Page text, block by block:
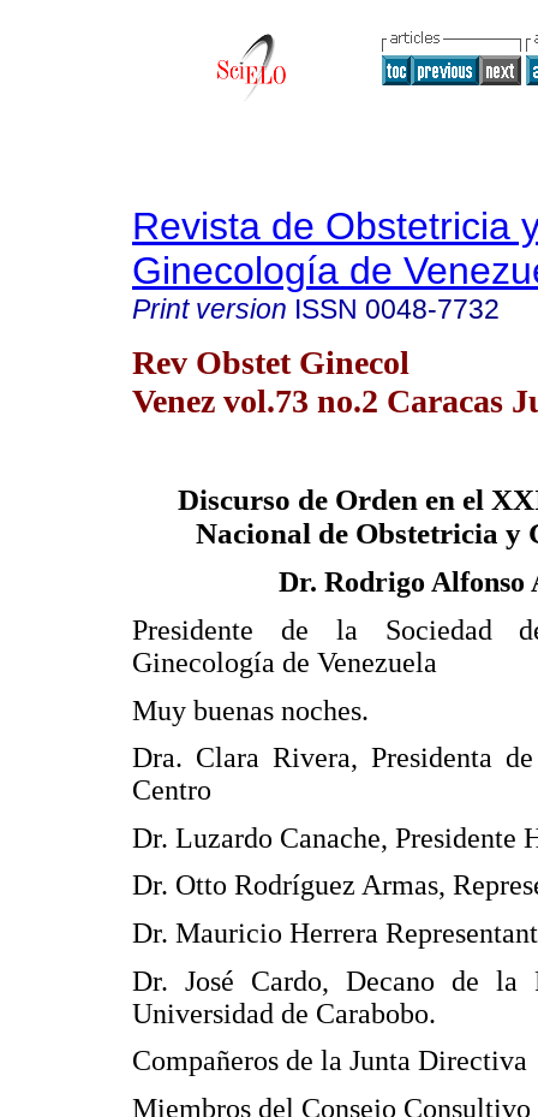
Revista de Obstetricia
Ginecología de
Print version ISSN 0048-7732
Rev Obstet Ginecol
Venez vol.73 no.2 Caracas
Discurso de Orden en el
Nacional de Obstetricia y
Dr. Rodrigo Alfonso
Presidente de la Sociedad
Ginecología de Venezuela
Muy buenas noches.
Dra. Clara Rivera, Presidenta
Centro
Dr. Luzardo Canache, Presidente
Dr. Otto Rodríguez Armas,
Dr. Mauricio Herrera
Dr. José Cardo, Decano de
Universidad de Carabobo.
Compañeros de la Junta Directiva
Miembros del Consejo Consultivo